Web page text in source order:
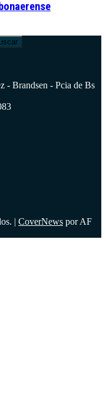
- Brandsen - Pcia de Bs
| CoverNews por AF